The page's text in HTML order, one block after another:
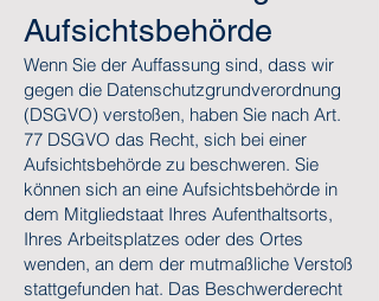
Aufsichtsbehörde
Wenn Sie der Auffassung sind, dass wir
gegen die Datenschutzgrundverordnung
(DSGVO) verstoßen, haben Sie nach Art.
77 DSGVO das Recht, sich bei einer
Aufsichtsbehörde zu beschweren. Sie
können sich an eine Aufsichtsbehörde in
dem Mitgliedstaat Ihres Aufenthaltsorts,
Ihres Arbeitsplatzes oder des Ortes
wenden, an dem der mutmaßliche Verstoß
stattgefunden hat. Das Beschwerderecht